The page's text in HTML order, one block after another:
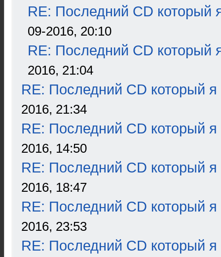
RE: Последний CD который
09-2016, 20:10
RE: Последний CD который
2016, 21:04
RE: Последний CD который я
2016, 21:34
RE: Последний CD который я
2016, 14:50
RE: Последний CD который я
2016, 18:47
RE: Последний CD который я
2016, 23:53
RE: Последний CD который я